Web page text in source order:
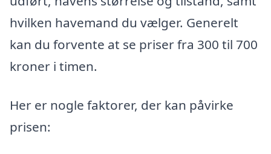
hvilken havemand du vælger. Generelt
kan du forvente at se priser fra 300 til 700
kroner i timen.
Her er nogle faktorer, der kan påvirke
prisen: